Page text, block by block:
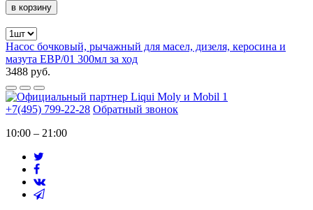
в корзину
Насос бочковый, рычажный для масел, дизеля, керосина и
мазута EBP/01 300мл за ход
3488 руб.
+7(495) 799-22-28 Обратный звонок
10:00 – 21:00